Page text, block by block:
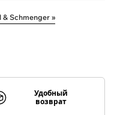
Schmenger »
Удобный
возврат